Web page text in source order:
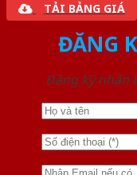
TẢI BẢNG GIÁ
ĐĂNG
Đăng ký nhận